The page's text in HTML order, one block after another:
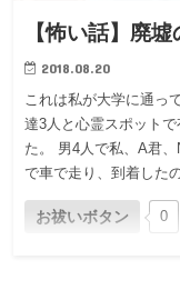
【怖い話】廃
2018.08.20
これは私が大学に通っ
達3人と心霊スポット
た。 男4人で私、A君
で車で走り、到着した
お祓いボタン 0